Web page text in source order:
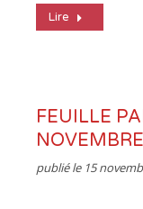
Lire
FEUILLE
publié le 15